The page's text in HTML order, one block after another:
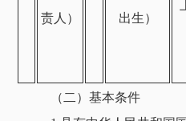
责人）
出生）
（二）基本条件